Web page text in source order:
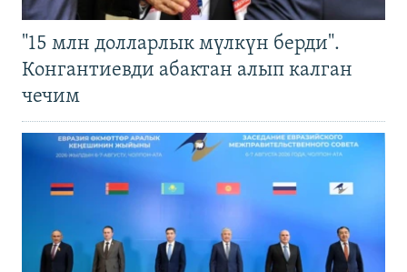
"15 млн долларлык мүлкүн берди".
Конгантиевди абактан алып калган
чечим